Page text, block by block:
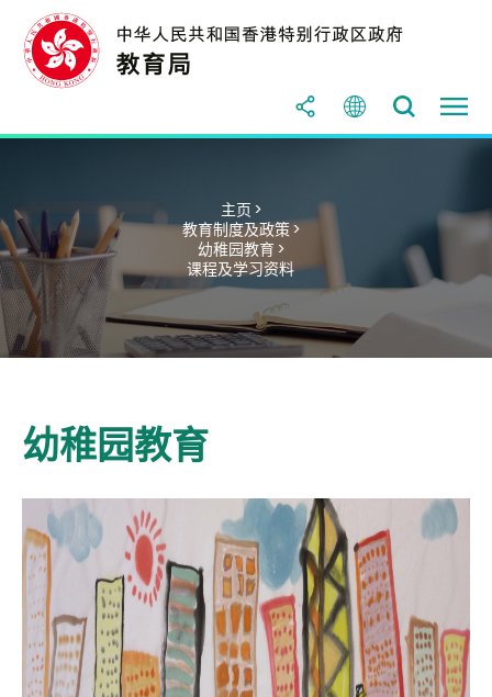
主页 >
教育制度及政策 >
幼稚园教育 >
课程及学习资料
幼稚园教育